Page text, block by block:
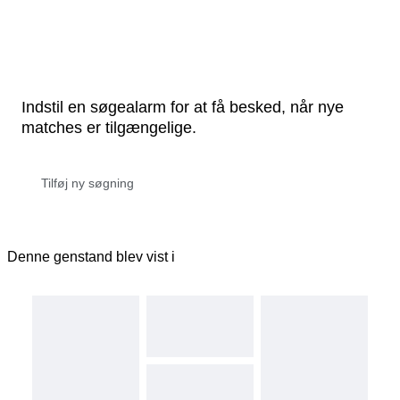
Indstil en søgealarm for at få besked, når nye
matches er tilgængelige.
Denne genstand blev vist i